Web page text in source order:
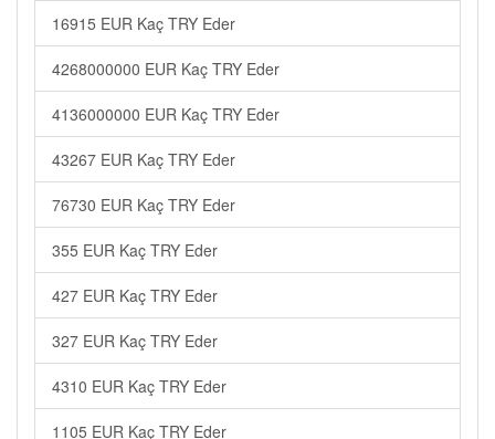
16915 EUR Kaç TRY Eder
4268000000 EUR Kaç TRY Eder
4136000000 EUR Kaç TRY Eder
43267 EUR Kaç TRY Eder
76730 EUR Kaç TRY Eder
355 EUR Kaç TRY Eder
427 EUR Kaç TRY Eder
327 EUR Kaç TRY Eder
4310 EUR Kaç TRY Eder
1105 EUR Kaç TRY Eder